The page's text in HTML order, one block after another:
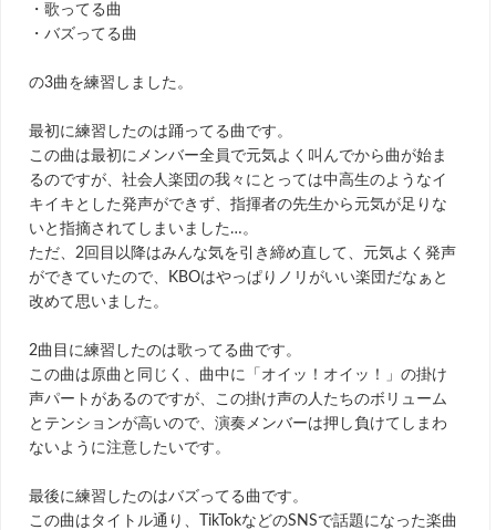
・歌ってる曲
・バズってる曲
の3曲を練習しました。
最初に練習したのは踊ってる曲です。
この曲は最初にメンバー全員で元気よく叫んでから曲が始ま
るのですが、社会人楽団の我々にとっては中高生のようなイ
キイキとした発声ができず、指揮者の先生から元気が足りな
いと指摘されてしまいました…。
ただ、2回目以降はみんな気を引き締め直して、元気よく発声
ができていたので、KBOはやっぱりノリがいい楽団だなぁと
改めて思いました。
2曲目に練習したのは歌ってる曲です。
この曲は原曲と同じく、曲中に「オイッ！オイッ！」の掛け
声パートがあるのですが、この掛け声の人たちのボリューム
とテンションが高いので、演奏メンバーは押し負けてしまわ
ないように注意したいです。
最後に練習したのはバズってる曲です。
この曲はタイトル通り、TikTokなどのSNSで話題になった楽曲